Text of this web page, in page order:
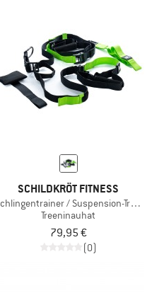
SCHILDKRÖT FITNESS
/ Suspension-Trainer
Treeninauhat
79,95 €
(0)